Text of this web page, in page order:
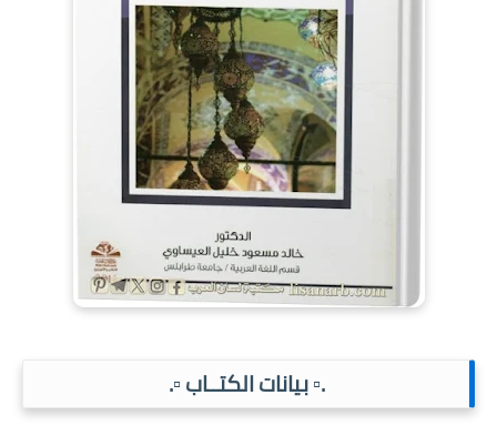
.▫️ بيانات الكتــاب ▫️.